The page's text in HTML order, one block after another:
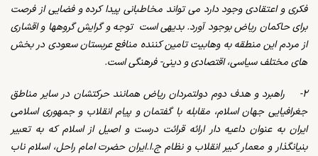
فکری و اعتقادی وجود دارد می تواند مخاطبانی پیدا کرده و فضایی از فرصت
برای حاکمان ریاض بوجود آورد. بدیهی است توجه و گرایش گروهها و اقشاری
از مردم این منطقه به وهابیت تامین کننده منافع عربستان سعودی در بخش
های مختلف سیاسی، اقتصادی و دینی- فرهنگی است.
۲- راهبرد و هدف دوم دولتمردان ریاض همانند حرکتشان در سایر مناطق
جغرافیایی جهان اسلام، مقابله با گفتمان و پیام انقلاب و جمهوری اسلامی
ایران به عنوان داعیه دار ارائه قرائت درست و اصیل از اسلام که به تعبیر
بنیانگذار و معمار کبیر انقلاب و نظام ج.ا.ایران حضرت امام راحل، اسلام ناب